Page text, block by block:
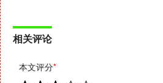
相关评论
本文评分*